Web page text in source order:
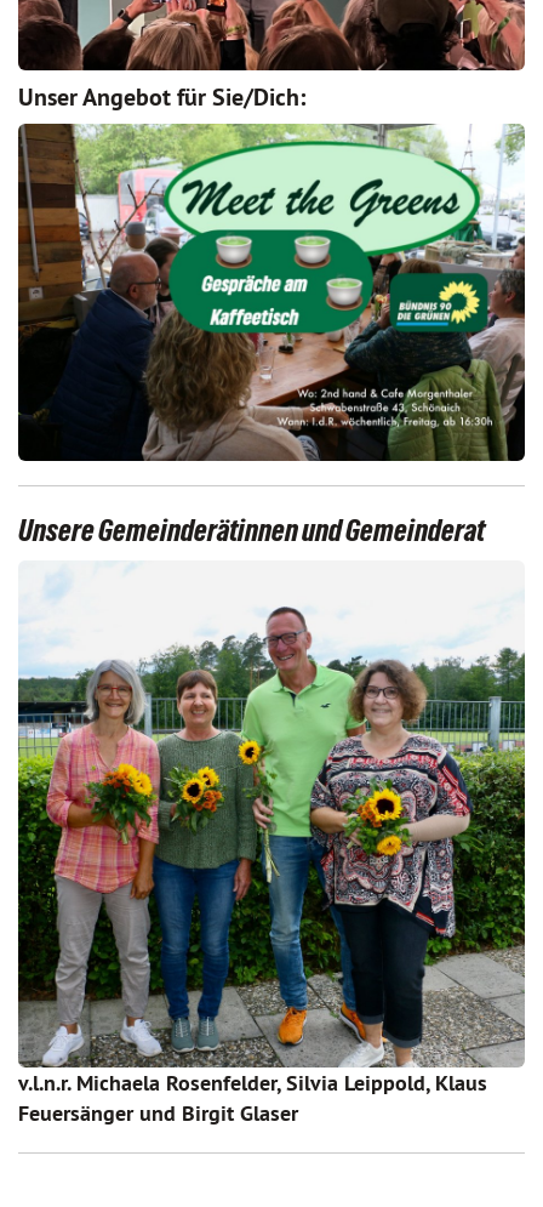
Unser Angebot für Sie/Dich:
Unsere Gemeinderätinnen und Gemeinderat
v.l.n.r. Michaela Rosenfelder, Silvia Leippold, Klaus
Feuersänger und Birgit Glaser